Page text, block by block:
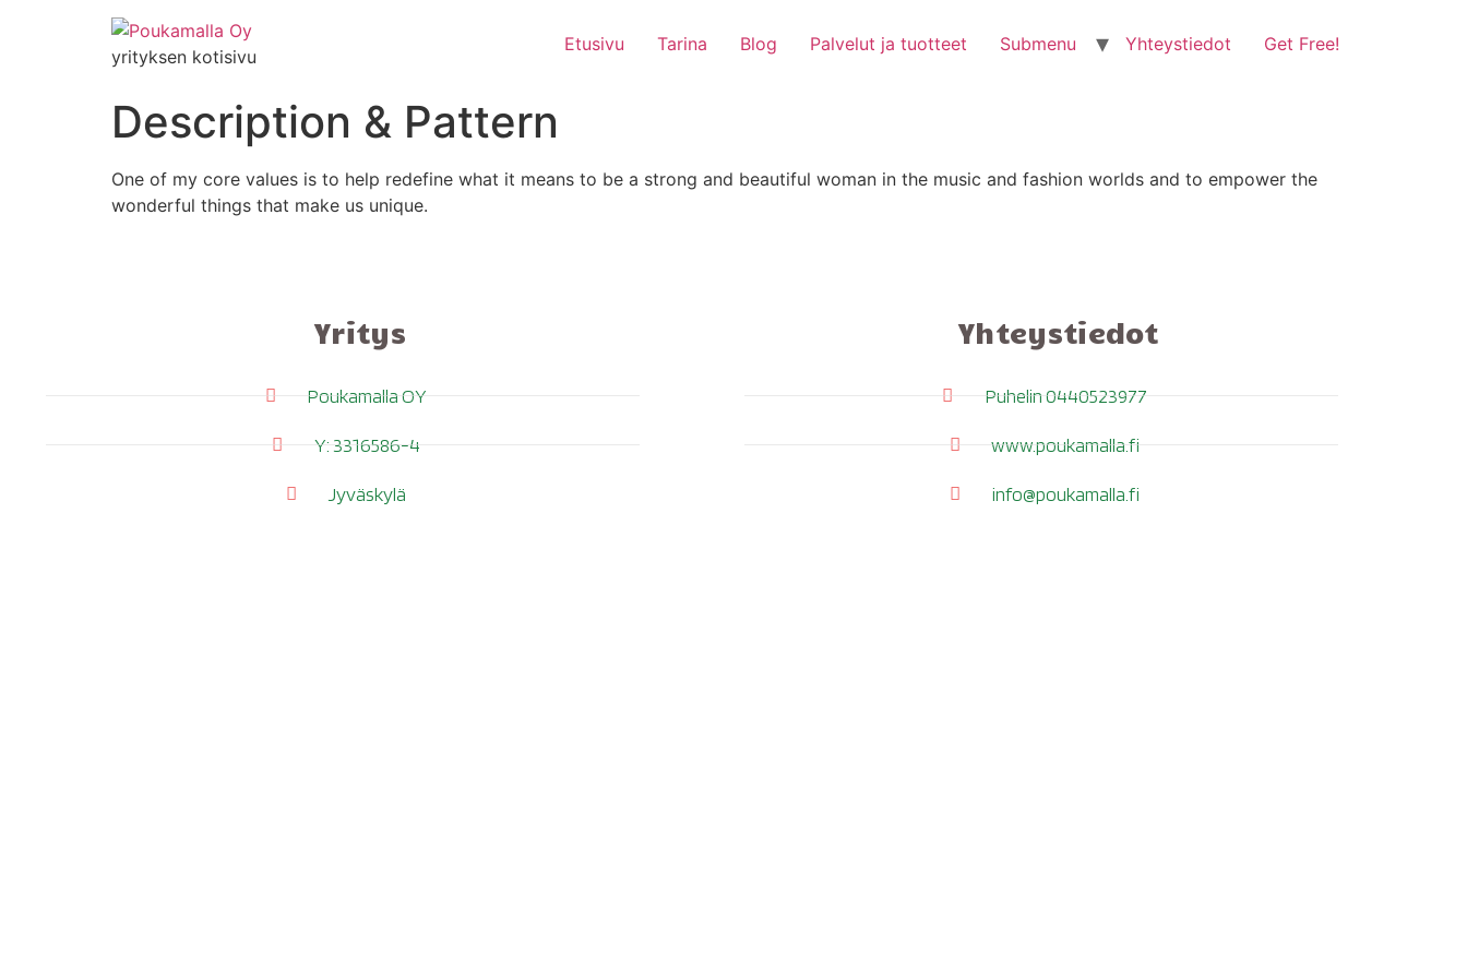
yrityksen kotisivu
Etusivu Tarina Blog Palvelut ja tuotteet Submenu Yhteystiedot Get Free!
Description & Pattern
One of my core values is to help redefine what it means to be a strong and beautiful woman in the music and fashion worlds and to empower the
wonderful things that make us unique.
Yritys
Poukamalla OY
Y: 3316586-4
Jyväskylä
Yhteystiedot
Puhelin 0440523977
www.poukamalla.fi
info@poukamalla.fi